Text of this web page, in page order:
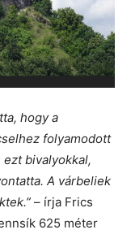
hogy a
folyamodott
ezt bivalyokkal,
A várbeliek
– írja Frics
625 méter